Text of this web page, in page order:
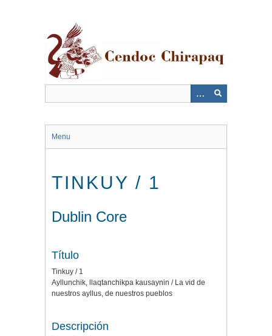
Menu
TINKUY / 1
Dublin Core
Título
Tinkuy / 1
Ayllunchik, llaqtanchikpa kausaynin / La vid de
nuestros ayllus, de nuestros pueblos
Descripción